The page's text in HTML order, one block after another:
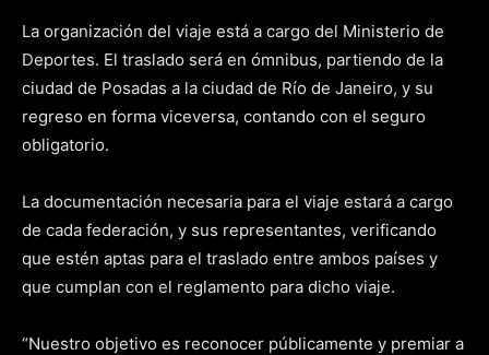
La organización del viaje está a cargo del Ministerio de
Deportes. El traslado será en ómnibus, partiendo de la
ciudad de Posadas a la ciudad de Río de Janeiro, y su
regreso en forma viceversa, contando con el seguro
obligatorio.
La documentación necesaria para el viaje estará a cargo
de cada federación, y sus representantes, verificando
que estén aptas para el traslado entre ambos países y
que cumplan con el reglamento para dicho viaje.
“Nuestro objetivo es reconocer públicamente y premiar a